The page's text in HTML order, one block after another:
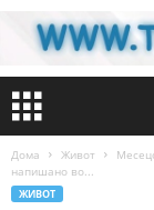
Дома Живот
напишано во...
ЖИВОТ